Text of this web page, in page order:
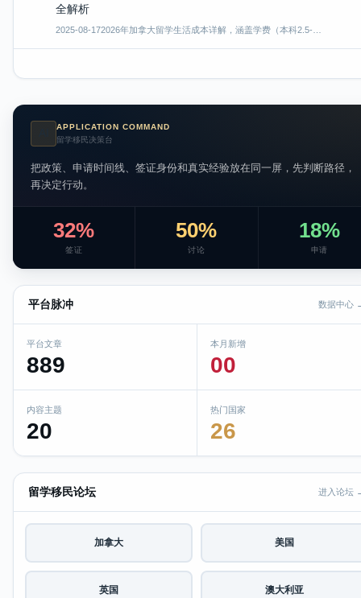
全解析
2025-08-172026年加拿大留学生活成本详解，涵盖学费（本科2.5-…
APPLICATION COMMAND
留学移民决策台
把政策、申请时间线、签证身份和真实经验放在同一屏，先判断路径，
再决定行动。
32%
签证
50%
讨论
18%
申请
平台脉冲 数据中心
平台文章
889
本月新增
00
内容主题
20
热门国家
26
留学移民论坛 进入论坛
加拿大 美国
英国 澳大利亚